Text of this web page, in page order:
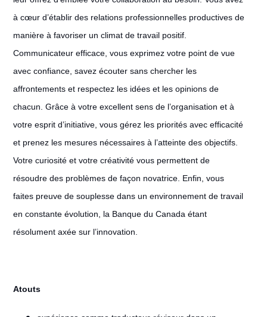
à cœur d’établir des relations professionnelles productives de
manière à favoriser un climat de travail positif.
Communicateur efficace, vous exprimez votre point de vue
avec confiance, savez écouter sans chercher les
affrontements et respectez les idées et les opinions de
chacun. Grâce à votre excellent sens de l’organisation et à
votre esprit d’initiative, vous gérez les priorités avec efficacité
et prenez les mesures nécessaires à l’atteinte des objectifs.
Votre curiosité et votre créativité vous permettent de
résoudre des problèmes de façon novatrice. Enfin, vous
faites preuve de souplesse dans un environnement de travail
en constante évolution, la Banque du Canada étant
résolument axée sur l’innovation.
Atouts